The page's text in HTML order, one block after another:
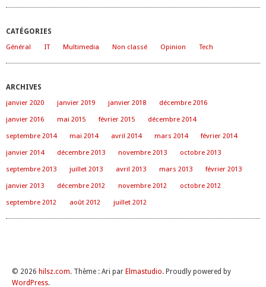
CATÉGORIES
Général
IT Multimedia Non classé Opinion Tech
ARCHIVES
janvier 2020
janvier 2019 janvier 2018
décembre 2016
janvier 2016
mai 2015 février 2015
décembre 2014
septembre 2014
mai 2014 avril 2014 mars 2014
février 2014
janvier 2014
décembre 2013 novembre 2013
octobre 2013
septembre 2013
juillet 2013 avril 2013 mars 2013
février 2013
janvier 2013
décembre 2012 novembre 2012
octobre 2012
septembre 2012
août 2012 juillet 2012
© 2026 hilsz.com. Thème : Ari par Elmastudio. Proudly powered by
WordPress.